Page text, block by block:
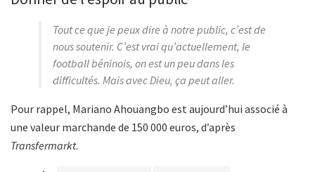
Tout ce que je peux dire à notre public, c’est de
nous soutenir. C’est vrai qu’actuellement, le
football béninois, on est un peu dans les
difficultés. Mais avec Dieu, ça peut aller.
Pour rappel, Mariano Ahouangbo est aujourd’hui associé à
une valeur marchande de 150 000 euros, d’après
Transfermarkt.